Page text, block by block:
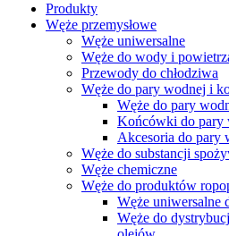
Produkty
Węże przemysłowe
Węże uniwersalne
Węże do wody i
Przewody do chłodziwa
Węże do pary wodnej i
Węże do pary
Końcówki do pary
Akcesoria do pary
Węże do substancji
Węże chemiczne
Węże do produktów
Węże uniwersalne
Węże do